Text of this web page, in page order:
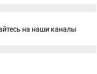
на наши каналы